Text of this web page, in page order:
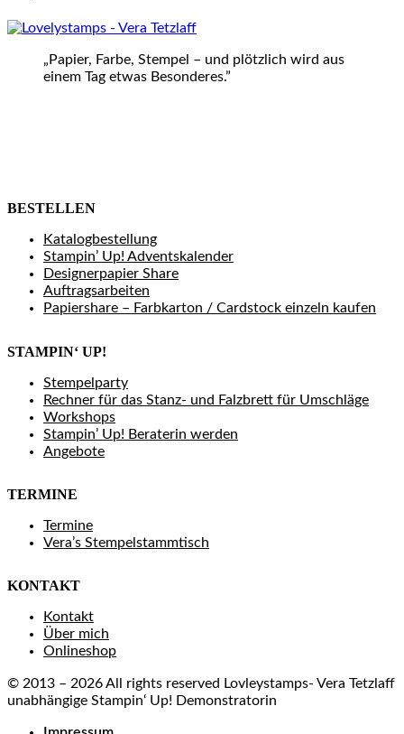
„Papier, Farbe, Stempel – und plötzlich wird aus
einem Tag etwas Besonderes.”
BESTELLEN
Katalogbestellung
Stampin’ Up! Adventskalender
Designerpapier Share
Auftragsarbeiten
Papiershare – Farbkarton / Cardstock einzeln kaufen
STAMPIN‘ UP!
Stempelparty
Rechner für das Stanz- und Falzbrett für Umschläge
Workshops
Stampin’ Up! Beraterin werden
Angebote
TERMINE
Termine
Vera’s Stempelstammtisch
KONTAKT
Kontakt
Über mich
Onlineshop
© 2013 – 2026 All rights reserved Lovleystamps- Vera Tetzlaff
unabhängige Stampin‘ Up! Demonstratorin